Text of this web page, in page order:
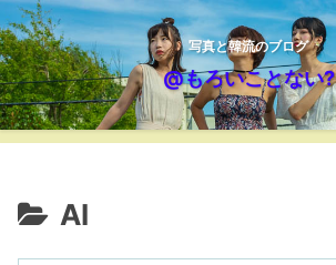
写真と韓流のブログ
@もろいことない?
AI